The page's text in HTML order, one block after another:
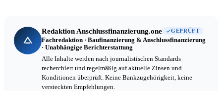
Redaktion Anschlussfinanzierung.one GEPRÜFT
Fachredaktion · Baufinanzierung & Anschlussfinanzierung
· Unabhängige Berichterstattung
Alle Inhalte werden nach journalistischen Standards
recherchiert und regelmäßig auf aktuelle Zinsen und
Konditionen überprüft. Keine Bankzugehörigkeit, keine
versteckten Empfehlungen.